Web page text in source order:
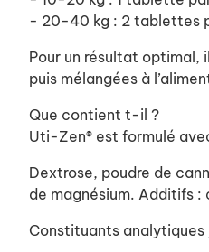
- 20-40 kg : 2 tablettes
Pour un résultat optimal,
puis mélangées à
Que contient t-il ?
Uti-Zen® est formulé
Dextrose, poudre de
de magnésium. Additifs
Constituants